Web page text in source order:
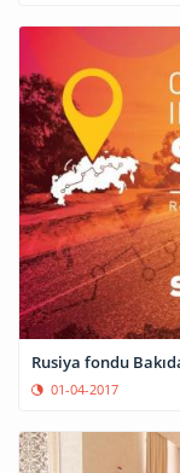
Rusiya fondu
01-04-2017